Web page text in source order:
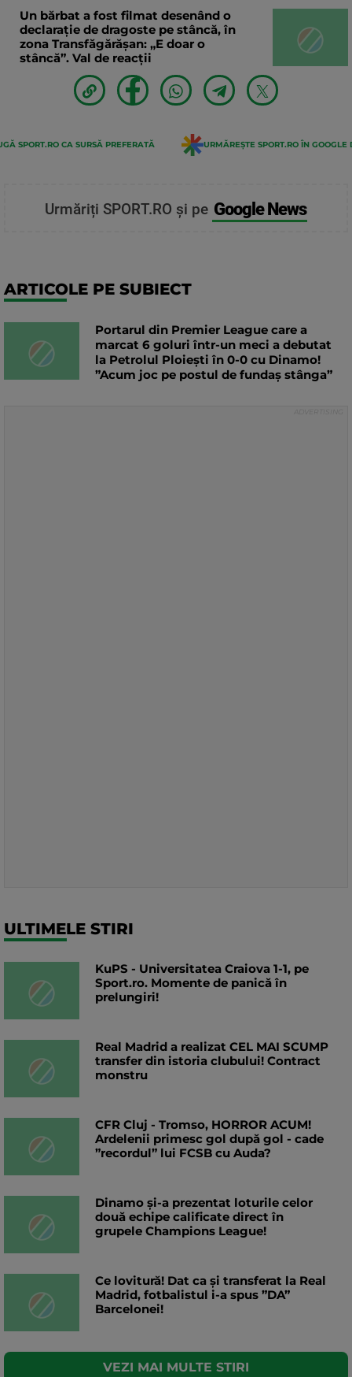
Un bărbat a fost filmat desenând o
declaraţie de dragoste pe stâncă, în
zona Transfăgărăşan: „E doar o
stâncă”. Val de reacții
SPORT.RO CA SURSĂ PREFERATĂ URMĂREȘTE SPORT.RO ÎN GOOGLE
Urmăriți SPORT.RO și pe Google News
ARTICOLE PE SUBIECT
Portarul din Premier League care a
marcat 6 goluri într-un meci a debutat
la Petrolul Ploiești în 0-0 cu Dinamo!
”Acum joc pe postul de fundaș stânga”
ULTIMELE STIRI
KuPS - Universitatea Craiova 1-1, pe
Sport.ro. Momente de panică în
prelungiri!
Real Madrid a realizat CEL MAI SCUMP
transfer din istoria clubului! Contract
monstru
CFR Cluj - Tromso, HORROR ACUM!
Ardelenii primesc gol după gol - cade
”recordul” lui FCSB cu Auda?
Dinamo și-a prezentat loturile celor
două echipe calificate direct în
grupele Champions League!
Ce lovitură! Dat ca și transferat la Real
Madrid, fotbalistul i-a spus ”DA”
Barcelonei!
VEZI MAI MULTE STIRI